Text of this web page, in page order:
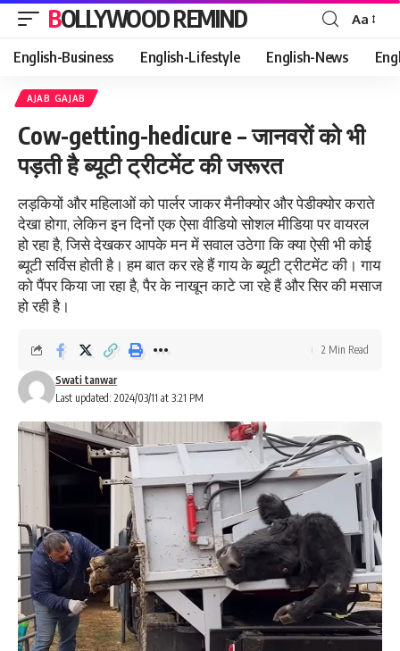
BOLLYWOOD REMIND
Font
Resizer
Aa
English-Business English-Lifestyle English-News
AJAB GAJAB
Cow-getting-hedicure – जानवरों को भी
पड़ती है ब्यूटी ट्रीटमेंट की जरूरत
लड़कियों और महिलाओं को पार्लर जाकर मैनीक्योर और पेडीक्योर कराते
देखा होगा, लेकिन इन दिनों एक ऐसा वीडियो सोशल मीडिया पर वायरल
हो रहा है, जिसे देखकर आपके मन में सवाल उठेगा कि क्या ऐसी भी कोई
ब्यूटी सर्विस होती है। हम बात कर रहे हैं गाय के ब्यूटी ट्रीटमेंट की। गाय
को पैंपर किया जा रहा है, पैर के नाखून काटे जा रहे हैं और सिर की मसाज
हो रही है।
Last updated: 2024/03/11 at 3:21 PM
Swati tanwar
2 Min Read